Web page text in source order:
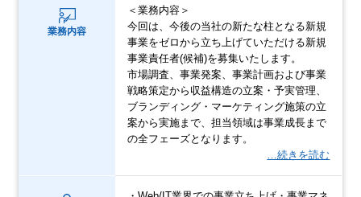
業務内容
＜業務内容＞
今回は、今後の当社の新たな柱となる新規
事業をゼロから立ち上げていただける新規
事業責任者(候補)を募集いたします。
市場調査、事業発案、事業計画および事業
戦略策定から収益構造の立案・予実管理、
ブランディング・マーケティング施策の立
案から実施まで、担当領域は事業成長まで
の全フェーズとなります。
…続きを読む